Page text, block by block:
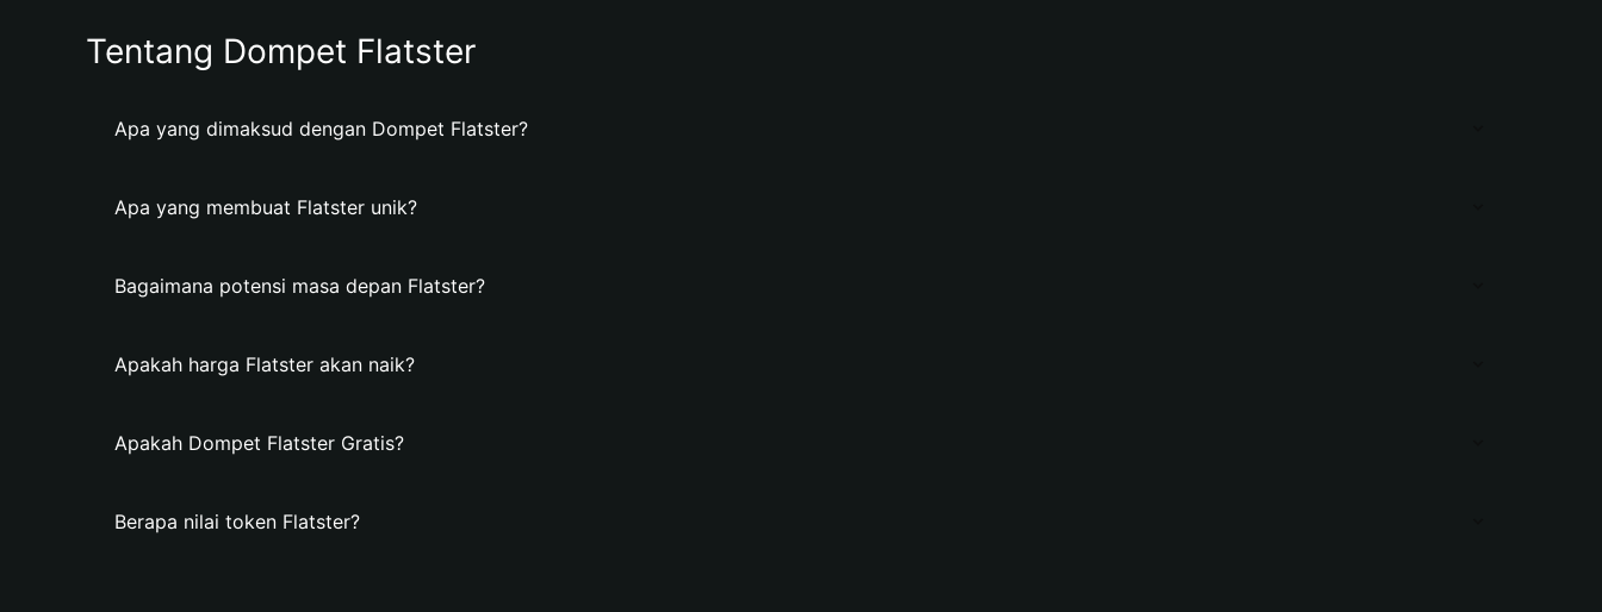
Tentang Dompet Flatster
Apa yang dimaksud dengan Dompet Flatster?
Apa yang membuat Flatster unik?
Bagaimana potensi masa depan Flatster?
Apakah harga Flatster akan naik?
Apakah Dompet Flatster Gratis?
Berapa nilai token Flatster?